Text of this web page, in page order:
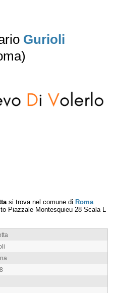
Gurioli
si trova nel comune di Roma
Piazzale Montesquieu 28 Scala L